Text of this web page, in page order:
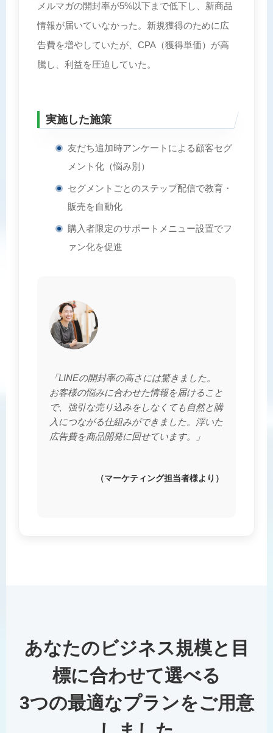
メルマガの開封率が5%以下まで低下し、新商品
情報が届いていなかった。新規獲得のために広
告費を増やしていたが、CPA（獲得単価）が高
騰し、利益を圧迫していた。
実施した施策
友だち追加時アンケートによる顧客セグ
メント化（悩み別）
セグメントごとのステップ配信で教育・
販売を自動化
購入者限定のサポートメニュー設置でフ
ァン化を促進
「LINEの開封率の高さには驚きました。
お客様の悩みに合わせた情報を届けること
で、強引な売り込みをしなくても自然と購
入につながる仕組みができました。浮いた
広告費を商品開発に回せています。」
（マーケティング担当者様より）
あなたのビジネス規模と目
標に合わせて選べる
3つの最適なプランをご用意